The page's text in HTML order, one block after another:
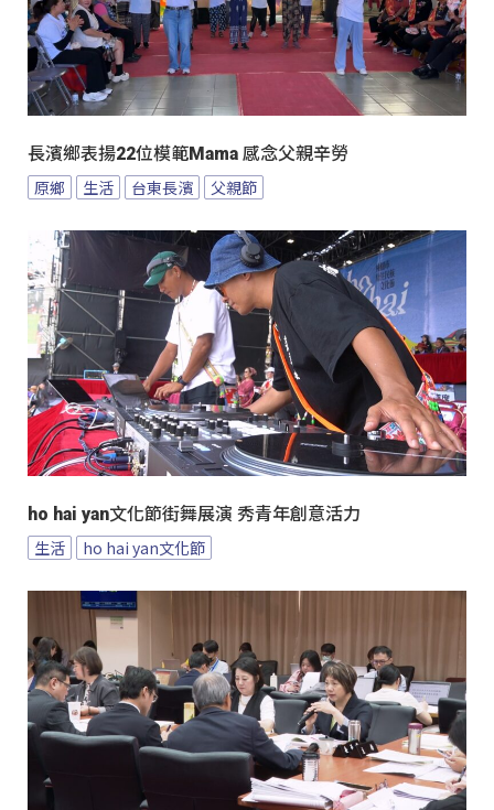
長濱鄉表揚22位模範Mama 感念父親辛勞
原鄉 生活 台東長濱 父親節
ho hai yan文化節街舞展演 秀青年創意活力
生活 ho hai yan文化節